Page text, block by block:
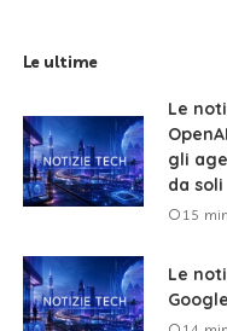
Le ultime
Le
gli
da soli
15
Le